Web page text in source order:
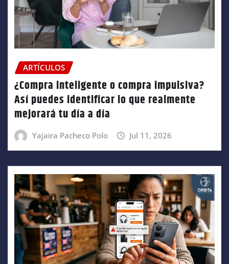
ARTÍCULOS
¿Compra inteligente o compra impulsiva?
Así puedes identificar lo que realmente
mejorará tu día a día
Yajaira Pacheco Polo Jul 11, 2026